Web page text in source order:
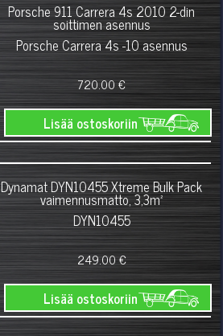
Porsche 911 Carrera 4s 2010 2-din
soittimen asennus
Porsche Carrera 4s -10 asennus
720.00 €
Lisää ostoskoriin
Dynamat DYN10455 Xtreme Bulk Pack
vaimennusmatto, 3,3m²
DYN10455
249.00 €
Lisää ostoskoriin